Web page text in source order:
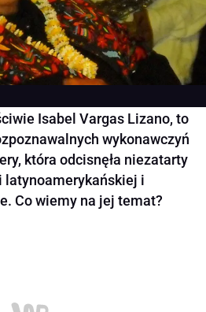
Isabel Vargas Lizano, to
wykonawczyń
która odcisnęła niezatarty
i
Co wiemy na jej temat?